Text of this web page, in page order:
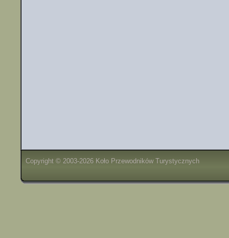
Copyright © 2003-2026 Koło Przewodników Turystycznych